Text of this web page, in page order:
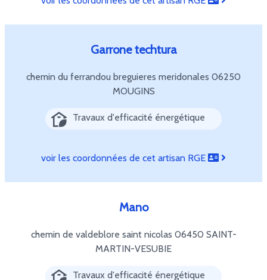
Garrone techtura
chemin du ferrandou breguieres meridonales 06250
MOUGINS
Travaux d'efficacité énergétique
voir les coordonnées de cet artisan RGE
Mano
chemin de valdeblore saint nicolas 06450 SAINT-
MARTIN-VESUBIE
Travaux d'efficacité énergétique